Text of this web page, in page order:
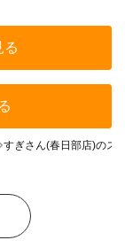
る
すぎさん(春日部店)のス